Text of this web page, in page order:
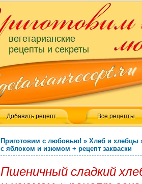
вегетарианские
рецепты и секреты
Добавить рецепт Все рецепты
Приготовим с любовью! » Хлеб и хлебцы
с яблоком и изюмом + рецепт закваски
Пшеничный сладкий